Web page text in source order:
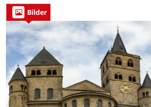
Bilder